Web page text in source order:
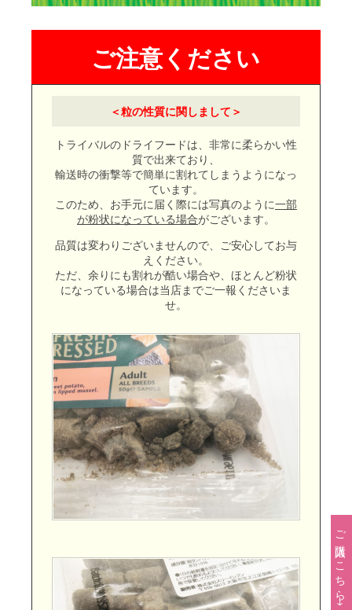
ご購入はこちら→
＜粒の性質に関しまして＞
トライバルのドライフードは、非常に柔らかい性
質で出来ており、
輸送時の衝撃等で簡単に割れてしまうようになっ
ています。
このため、お手元に届く際には写真のように一部
が粉状になっている場合がございます。
品質は変わりございませんので、ご安心してお与
えください。
ただ、余りにも割れが酷い場合や、ほとんど粉状
になっている場合は当店までご一報くださいま
せ。